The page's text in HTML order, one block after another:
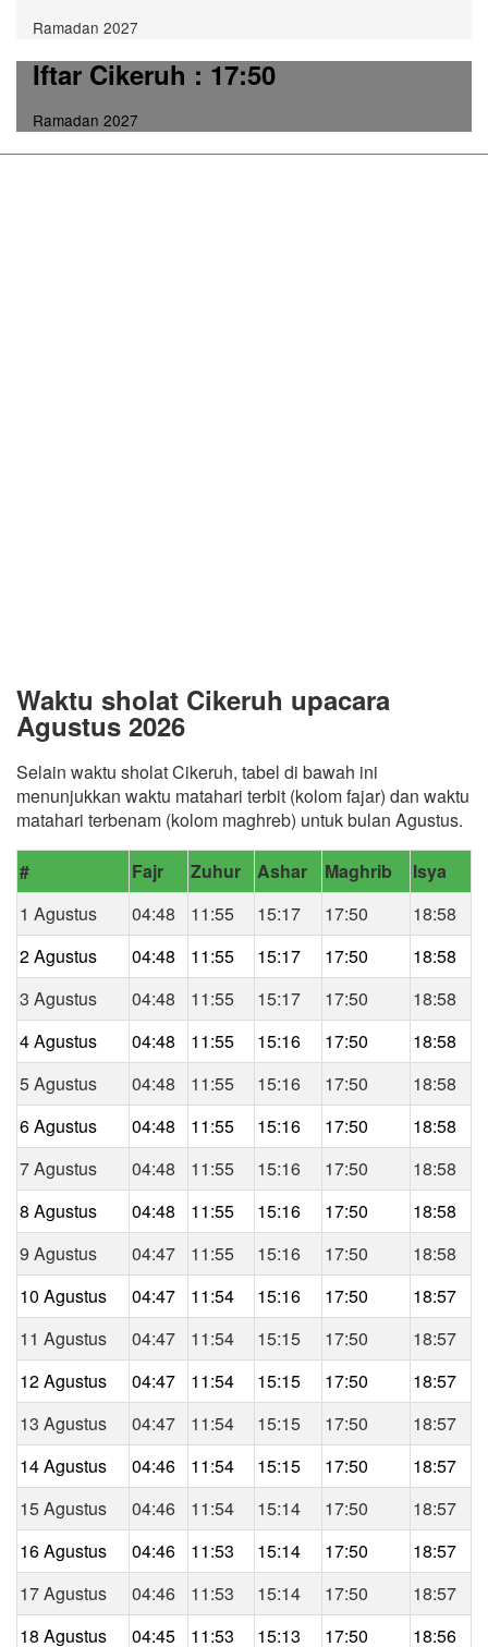
Ramadan 2027
Iftar Cikeruh: 17:50
Ramadan 2027
Waktu sholat Cikeruh upacara
Agustus 2026
Selain waktu sholat Cikeruh, tabel di bawah ini
menunjukkan waktu matahari terbit (kolom fajar) dan waktu
matahari terbenam (kolom maghreb) untuk bulan Agustus.
# Fajr Zuhur Ashar Maghrib
Isya
1 Agustus
04:48 11:55 15:17 17:50
18:58
2 Agustus
04:48 11:55 15:17 17:50
18:58
3 Agustus
04:48 11:55 15:17 17:50
18:58
4 Agustus
04:48 11:55 15:16 17:50
18:58
5 Agustus
04:48 11:55 15:16 17:50
18:58
6 Agustus
04:48 11:55 15:16 17:50
18:58
7 Agustus
04:48 11:55 15:16 17:50
18:58
8 Agustus
04:48 11:55 15:16 17:50
18:58
9 Agustus
04:47 11:55 15:16 17:50
18:58
10 Agustus
04:47 11:54 15:16 17:50
18:57
11 Agustus
04:47 11:54 15:15 17:50
18:57
12 Agustus
04:47 11:54 15:15 17:50
18:57
13 Agustus
04:47 11:54 15:15 17:50
18:57
14 Agustus
04:46 11:54 15:15 17:50
18:57
15 Agustus
04:46 11:54 15:14 17:50
18:57
16 Agustus
04:46 11:53 15:14 17:50
18:57
17 Agustus
04:46 11:53 15:14 17:50
18:57
18 Agustus
04:45 11:53 15:13 17:50 18:56